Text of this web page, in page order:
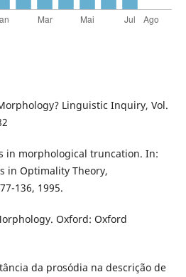
Linguistic Inquiry, Vol.
in morphological truncation. In:
in Optimality Theory,
136, 1995.
Oxford: Oxford
da prosódia na descrição de